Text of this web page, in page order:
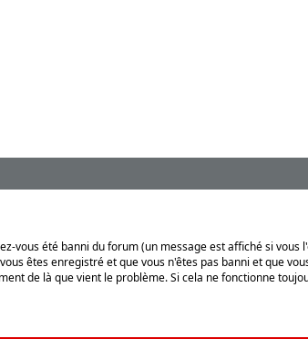
vous été banni du forum (un message est affiché si vous
êtes enregistré et que vous n'êtes pas banni et que
de là que vient le problème. Si cela ne fonctionne